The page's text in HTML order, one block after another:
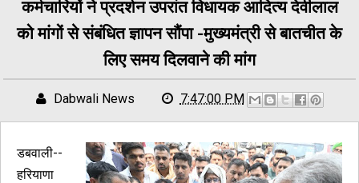
कर्मचारियों ने प्रदर्शन उपरांत विधायक आदित्य देवीलाल
को मांगों से संबंधित ज्ञापन सौंपा -मुख्यमंत्री से बातचीत के
लिए समय दिलवाने की मांग
Dabwali News 7:47:00 PM
डबवाली--
हरियाणा